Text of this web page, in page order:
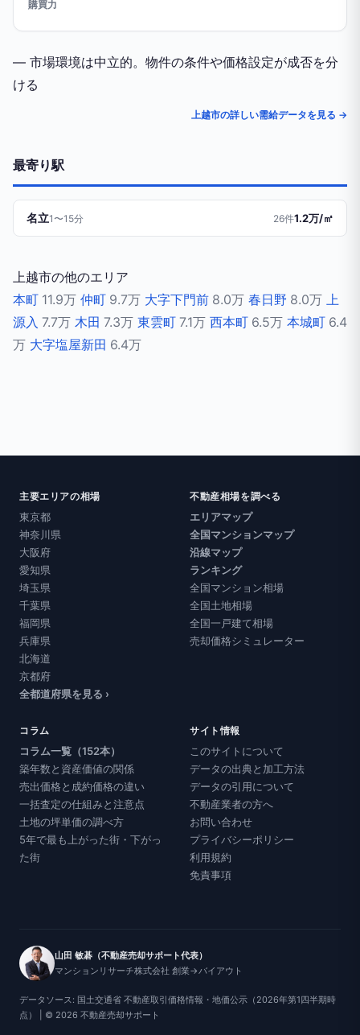
購買力
— 市場環境は中立的。物件の条件や価格設定が成否を分
ける
上越市の詳しい需給データを見る →
最寄り駅
名立1〜15分 26件1.2万/㎡
上越市の他のエリア
本町 11.9万 仲町 9.7万 大字下門前 8.0万 春日野 8.0万 上
源入 7.7万 木田 7.3万 東雲町 7.1万 西本町 6.5万 本城町 6.4
万 大字塩屋新田 6.4万
主要エリアの相場
東京都
神奈川県
大阪府
愛知県
埼玉県
千葉県
福岡県
兵庫県
北海道
京都府
全都道府県を見る ›
不動産相場を調べる
エリアマップ
全国マンションマップ
沿線マップ
ランキング
全国マンション相場
全国土地相場
全国一戸建て相場
売却価格シミュレーター
コラム
コラム一覧（152本）
築年数と資産価値の関係
売出価格と成約価格の違い
一括査定の仕組みと注意点
土地の坪単価の調べ方
5年で最も上がった街・下がっ
た街
サイト情報
このサイトについて
データの出典と加工方法
データの引用について
不動産業者の方へ
お問い合わせ
プライバシーポリシー
利用規約
免責事項
山田 敏碁（不動産売却サポート代表）
マンションリサーチ株式会社 創業→バイアウト
データソース: 国土交通省 不動産取引価格情報・地価公示（2026年第1四半期時
点） | © 2026 不動産売却サポート